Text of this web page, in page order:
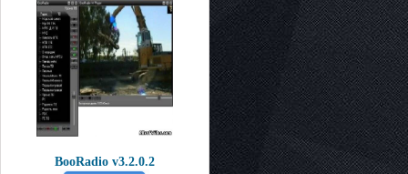
BooRadio v3.2.0.2